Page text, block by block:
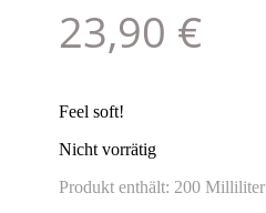
23,90 €
Feel soft!
Nicht vorrätig
Produkt enthält: 200 Milliliter